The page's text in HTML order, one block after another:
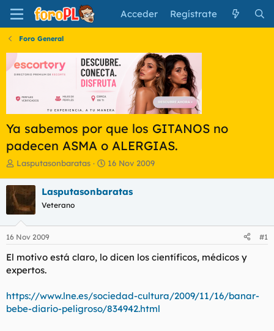
Acceder Regístrate
Foro General
Ya sabemos por que los GITANOS no
padecen ASMA o ALERGIAS.
I
i
c
i
a
d
o
d
e
t
e
Lasputasonbaratas
F
h
e
i
o
16 Nov 2009
Lasputasonbaratas
Veterano
16 Nov 2009 #1
El motivo está claro, lo dicen los científicos, médicos y
expertos.
https://www.lne.es/sociedad-cultura/2009/11/16/banar-
bebe-diario-peligroso/834942.html